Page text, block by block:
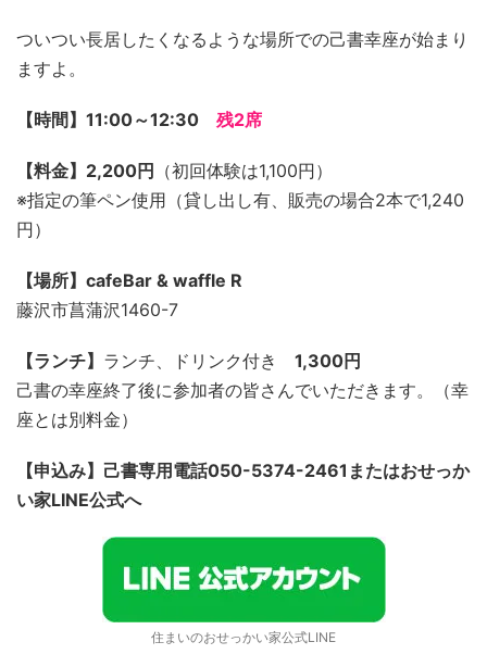
ついつい長居したくなるような場所での己書幸座が始まり
ますよ。
【時間】11:00～12:30 残2席
【料金】2,200円 （初回体験は1,100円）
※指定の筆ペン使用（貸し出し有、販売の場合2本で1,240
円）
【場所】cafeBar & waffle R
藤沢市菖蒲沢1460-7
【ランチ】 ランチ、ドリンク付き 1,300円
己書の幸座終了後に参加者の皆さんでいただきます。（幸
座とは別料金）
【申込み】己書専用電話050-5374-2461またはおせっか
い家LINE公式へ
住まいのおせっかい家公式LINE